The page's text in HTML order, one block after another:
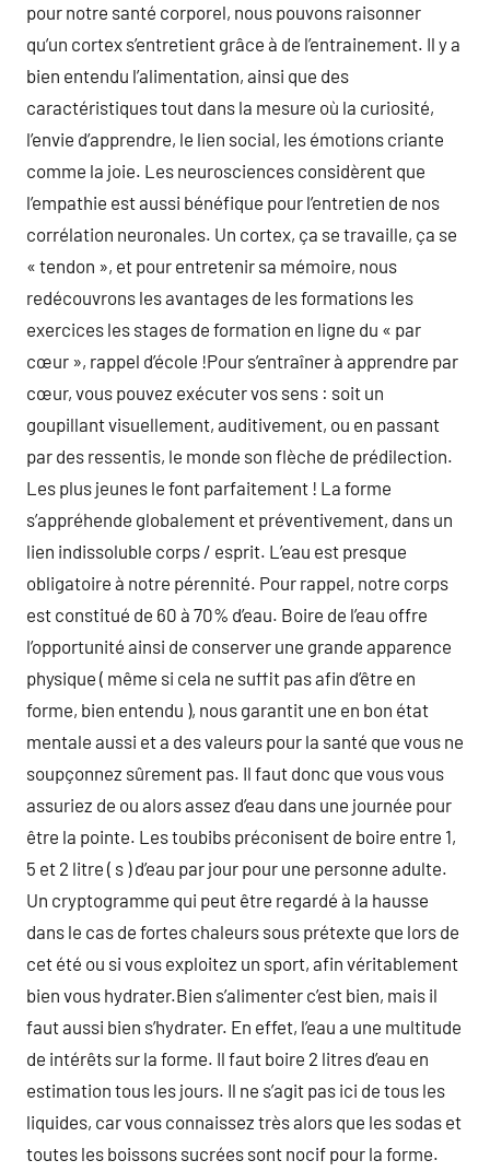
pour notre santé corporel, nous pouvons raisonner
qu’un cortex s’entretient grâce à de l’entrainement. Il y a
bien entendu l’alimentation, ainsi que des
caractéristiques tout dans la mesure où la curiosité,
l’envie d’apprendre, le lien social, les émotions criante
comme la joie. Les neurosciences considèrent que
l’empathie est aussi bénéfique pour l’entretien de nos
corrélation neuronales. Un cortex, ça se travaille, ça se
« tendon », et pour entretenir sa mémoire, nous
redécouvrons les avantages de les formations les
exercices les stages de formation en ligne du « par
cœur », rappel d’école !Pour s’entraîner à apprendre par
cœur, vous pouvez exécuter vos sens : soit un
goupillant visuellement, auditivement, ou en passant
par des ressentis, le monde son flèche de prédilection.
Les plus jeunes le font parfaitement ! La forme
s’appréhende globalement et préventivement, dans un
lien indissoluble corps / esprit. L’eau est presque
obligatoire à notre pérennité. Pour rappel, notre corps
est constitué de 60 à 70% d’eau. Boire de l’eau offre
l’opportunité ainsi de conserver une grande apparence
physique ( même si cela ne suffit pas afin d’être en
forme, bien entendu ), nous garantit une en bon état
mentale aussi et a des valeurs pour la santé que vous ne
soupçonnez sûrement pas. Il faut donc que vous vous
assuriez de ou alors assez d’eau dans une journée pour
être la pointe. Les toubibs préconisent de boire entre 1,
5 et 2 litre ( s ) d’eau par jour pour une personne adulte.
Un cryptogramme qui peut être regardé à la hausse
dans le cas de fortes chaleurs sous prétexte que lors de
cet été ou si vous exploitez un sport, afin véritablement
bien vous hydrater.Bien s’alimenter c’est bien, mais il
faut aussi bien s’hydrater. En effet, l’eau a une multitude
de intérêts sur la forme. Il faut boire 2 litres d’eau en
estimation tous les jours. Il ne s’agit pas ici de tous les
liquides, car vous connaissez très alors que les sodas et
toutes les boissons sucrées sont nocif pour la forme.